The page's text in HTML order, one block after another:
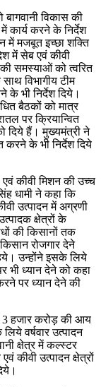
बागवानी विकास की
कार्य करने के निर्देश
में मजबूत इच्छा शक्ति
में सेब एवं कीवी
समस्याओं को त्वरित
विभागीय टीम
भी निर्देश दिये।
बैठकों को मात्र
पर क्रियान्वित
दिये हैं। मुख्यमंत्री ने
के भी निर्देश दिये
कीवी मिशन की उच्च
धामी ने कहा कि
उत्पादन में अग्रणी
क्षेत्रों के
की किसानों तक
रोजगार देने
उन्होंने इसके लिये
भी ध्यान देने को कहा
पर ध्यान देने की
3 हजार करोड़ की आय
वर्षवार उत्पादन
क्षेत्र में कल्स्टर
कीवी उत्पादन क्षेत्रों